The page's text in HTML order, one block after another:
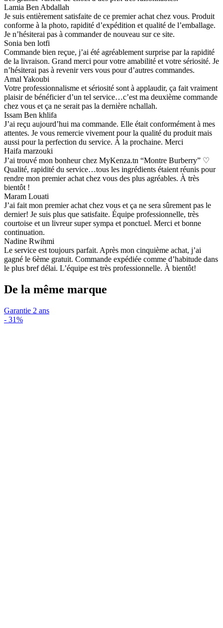
Lamia Ben Abdallah
Je suis entièrement satisfaite de ce premier achat chez vous. Produit
conforme à la photo, rapidité d’expédition et qualité de l’emballage.
Je n’hésiterai pas à commander de nouveau sur ce site.
Sonia ben lotfi
Commande bien reçue, j’ai été agréablement surprise par la rapidité
de la livraison. Grand merci pour votre amabilité et votre sériosité. Je
n’hésiterai pas à revenir vers vous pour d’autres commandes.
Amal Yakoubi
Votre professionnalisme et sériosité sont à applaudir, ça fait vraiment
plaisir de bénéficier d’un tel service…c’est ma deuxième commande
chez vous et ça ne serait pas la dernière nchallah.
Issam Ben khlifa
J’ai reçu aujourd’hui ma commande. Elle était conformément à mes
attentes. Je vous remercie vivement pour la qualité du produit mais
aussi pour la perfection du service. À la prochaine. Merci
Haifa marzouki
J’ai trouvé mon bonheur chez MyKenza.tn “Montre Burberry” ♡
Qualité, rapidité du service…tous les ingrédients étaient réunis pour
rendre mon premier achat chez vous des plus agréables. À très
bientôt !
Maram Louati
J’ai fait mon premier achat chez vous et ça ne sera sûrement pas le
dernier! Je suis plus que satisfaite. Équipe professionnelle, très
courtoise et un livreur super sympa et ponctuel. Merci et bonne
continuation.
Nadine Rwihmi
Le service est toujours parfait. Après mon cinquième achat, j’ai
gagné le 6ème gratuit. Commande expédiée comme d’habitude dans
le plus bref délai. L’équipe est très professionnelle. À bientôt!
De la même marque
Garantie 2 ans
- 31%